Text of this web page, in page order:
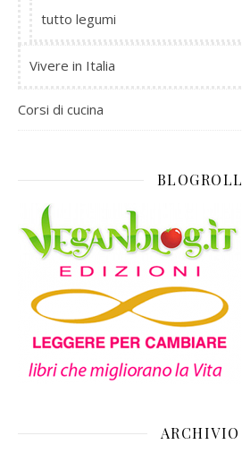
tutto legumi
Vivere in Italia
Corsi di cucina
BLOGROLL
ARCHIVIO